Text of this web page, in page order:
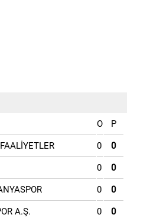
O P
0 0
0 0
0 0
A.Ş. 0 0